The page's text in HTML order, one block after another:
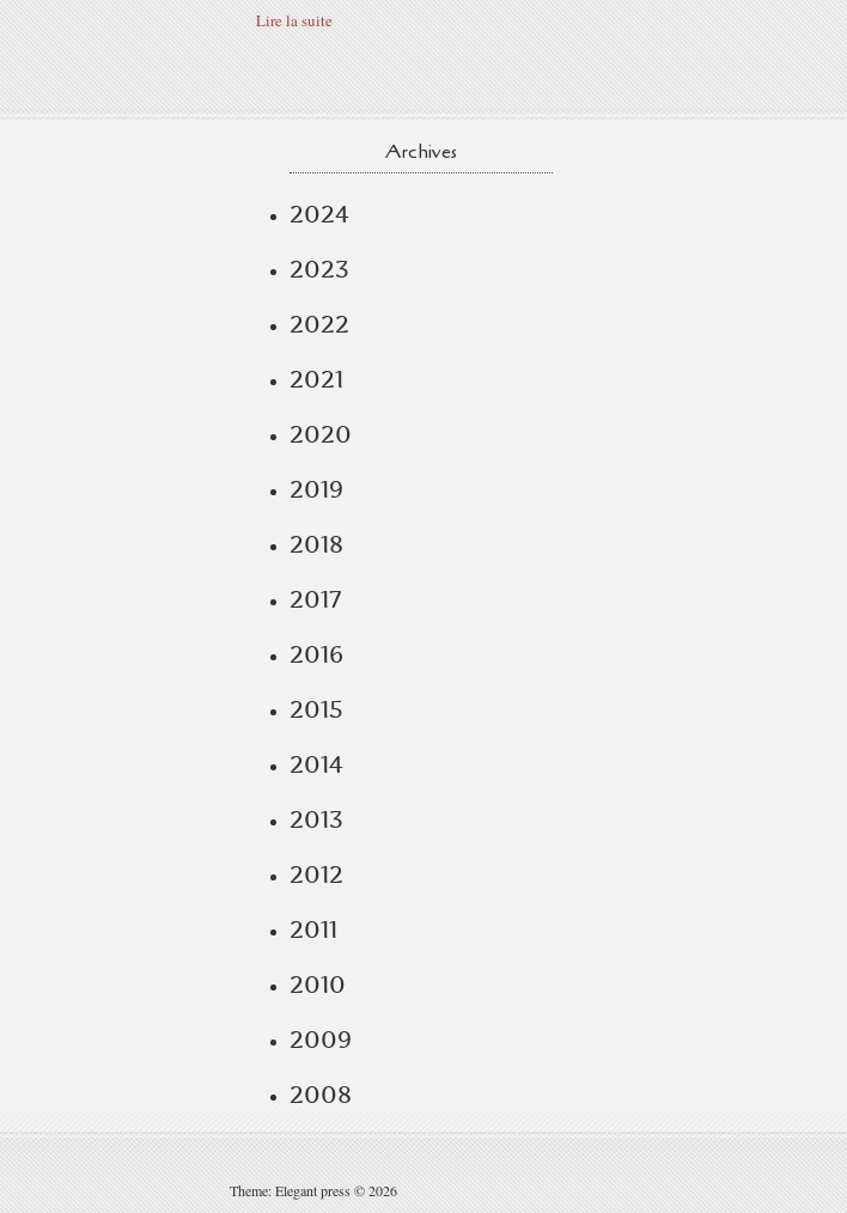
Lire la suite
Archives
2024
2023
2022
2021
2020
2019
2018
2017
2016
2015
2014
2013
2012
2011
2010
2009
2008
Theme: Elegant press © 2026